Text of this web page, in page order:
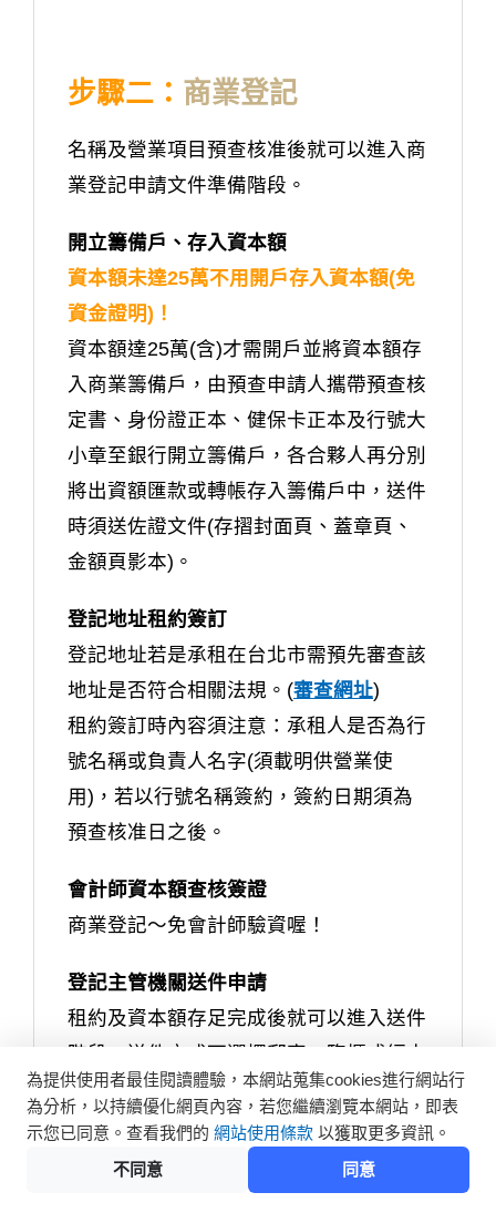
步驟二： 商業登記
名稱及營業項目預查核准後就可以進入商
業登記申請文件準備階段。
開立籌備戶、存入資本額
資本額未達25萬不用開戶存入資本額(免
資金證明)！
資本額達25萬(含)才需開戶並將資本額存
入商業籌備戶，由預查申請人攜帶預查核
定書、身份證正本、健保卡正本及行號大
小章至銀行開立籌備戶，各合夥人再分別
將出資額匯款或轉帳存入籌備戶中，送件
時須送佐證文件(存摺封面頁、蓋章頁、
金額頁影本)。
登記地址租約簽訂
登記地址若是承租在台北市需預先審查該
地址是否符合相關法規。(審查網址)
租約簽訂時內容須注意：承租人是否為行
號名稱或負責人名字(須載明供營業使
用)，若以行號名稱簽約，簽約日期須為
預查核准日之後。
會計師資本額查核簽證
商業登記～免會計師驗資喔！
登記主管機關送件申請
租約及資本額存足完成後就可以進入送件
階段，送件方式可選擇郵寄、臨櫃或經由
經濟部一站式網站 線上申請，審核時間約
2-5個工作天，審核通過就會有統編囉！
行號登記申請應備文件如下
為提供使用者最佳閱讀體驗，本網站蒐集cookies進行網站行
為分析，以持續優化網頁內容，若您繼續瀏覽本網站，即表
示您已同意。查看我們的 網站使用條款 以獲取更多資訊。
不同意
同意